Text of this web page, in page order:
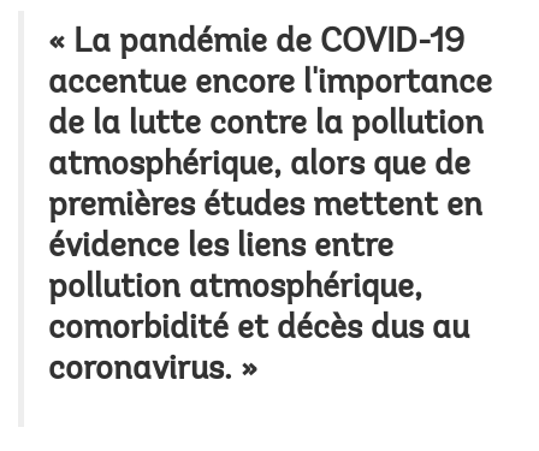
« La pandémie de COVID-19
accentue encore l'importance
de la lutte contre la pollution
atmosphérique, alors que de
premières études mettent en
évidence les liens entre
pollution atmosphérique,
comorbidité et décès dus au
coronavirus. »